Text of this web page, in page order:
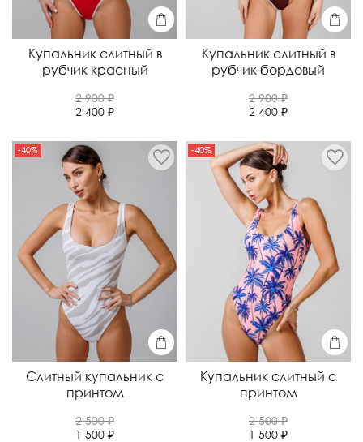
Купальник слитный в
рубчик красный
2 900 ₽
2 400 ₽
Купальник слитный в
рубчик бордовый
2 900 ₽
2 400 ₽
-40%
Слитный купальник с
принтом
2 500 ₽
1 500 ₽
-40%
Купальник слитный с
принтом
2 500 ₽
1 500 ₽